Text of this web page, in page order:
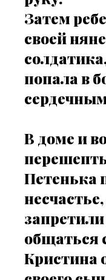
Затем
своей
попала в
В доме и
Петенька
общаться
Кристина